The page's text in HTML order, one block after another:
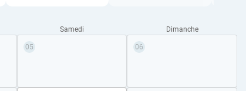
Samedi Dimanche
05 06